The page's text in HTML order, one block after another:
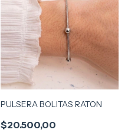
PULSERA BOLITAS RATON
$20.500,00